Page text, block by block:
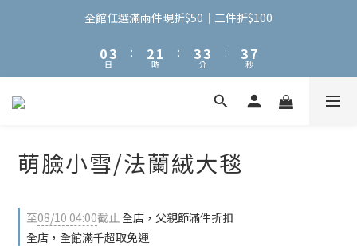
全館任選滿兩件現折$50｜三件折$100
2
0
5
3
2
日
:
4
2
1
3
1
0
時
:
5
3
2
5
3
2
分
:
5
3
2
0
9
7
6
4
秒
萌臉小雪/法蘭絨大毯
至08/10 04:00截止全店，父親節滿件折扣
全店，全館滿千超取免運